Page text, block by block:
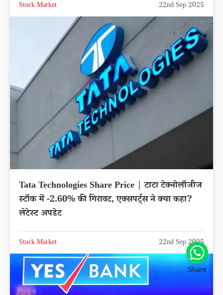
Stock Market 22nd Sep 2025
Tata Technologies Share Price | टाटा टेक्नोलॉजीज
स्टॉक में -2.60% की गिरावट, एक्सपर्ट्स ने क्या कहा?
लेटेस्ट अपडेट
Stock Market 22nd Sep 2025
Share